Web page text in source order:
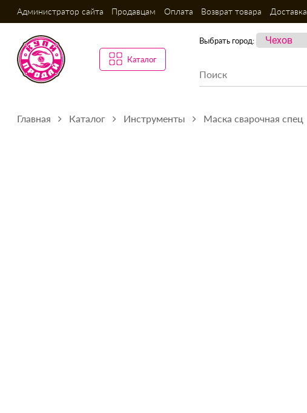
Администратор сайта Продавцам Оплата Возврат товара Доставка
Каталог
Выбрать город:
Главная Каталог Инструменты Маска сварочная спец